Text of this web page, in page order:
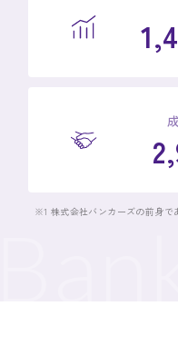
※1 株式会社バンカーズの前身で